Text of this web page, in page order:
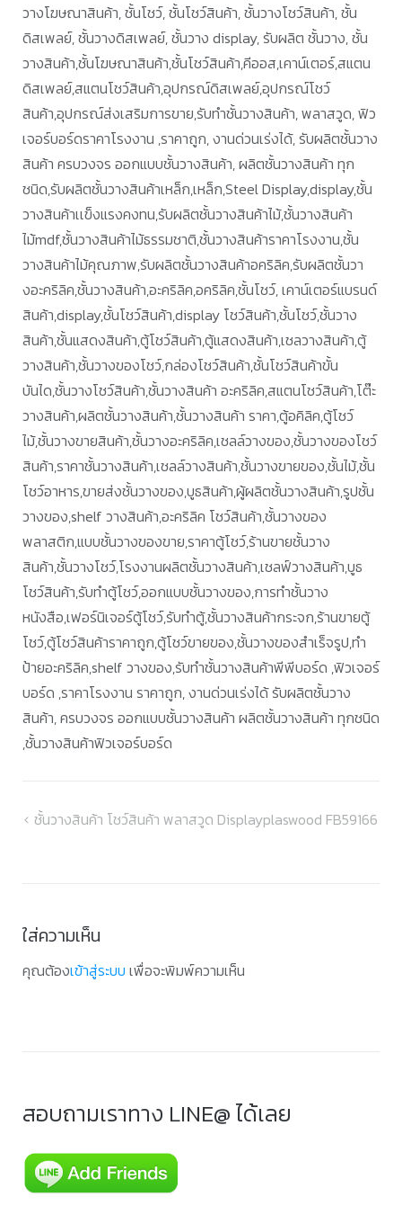
วางโฆษณาสินค้า, ชั้นโชว์, ชั้นโชว์สินค้า, ชั้นวางโชว์สินค้า, ชั้น
ดิสเพลย์, ชั้นวางดิสเพลย์, ชั้นวาง display, รับผลิต ชั้นวาง, ชั้น
วางสินค้า,ชั้นโฆษณาสินค้า,ชั้นโชว์สินค้า,คีออส,เคาน์เตอร์,สแตน
ดิสเพลย์,สแตนโชว์สินค้า,อุปกรณ์ดิสเพลย์,อุปกรณ์โชว์
สินค้า,อุปกรณ์ส่งเสริมการขาย,รับทำชั้นวางสินค้า, พลาสวูด, ฟิว
เจอร์บอร์ดราคาโรงงาน ,ราคาถูก, งานด่วนเร่งได้, รับผลิตชั้นวาง
สินค้า ครบวงจร ออกแบบชั้นวางสินค้า, ผลิตชั้นวางสินค้า ทุก
ชนิด,รับผลิตชั้นวางสินค้าเหล็ก,เหล็ก,Steel Display,display,ชั้น
วางสินค้าเเข็งแรงคงทน,รับผลิตชั้นวางสินค้าไม้,ชั้นวางสินค้า
ไม้mdf,ชั้นวางสินค้าไม้ธรรมชาติ,ชั้นวางสินค้าราคาโรงงาน,ชั้น
วางสินค้าไม้คุณภาพ,รับผลิตชั้นวางสินค้าอคริลิค,รับผลิตชั้นวา
งอะคริลิค,ชั้นวางสินค้า,อะคริลิค,อคริลิค,ชั้นโชว์, เคาน์เตอร์แบรนด์
สินค้า,display,ชั้นโชว์สินค้า,display โชว์สินค้า,ชั้นโชว์,ชั้นวาง
สินค้า,ชั้นแสดงสินค้า,ตู้โชว์สินค้า,ตู้แสดงสินค้า,เชลวางสินค้า,ตู้
วางสินค้า,ชั้นวางของโชว์,กล่องโชว์สินค้า,ชั้นโชว์สินค้าขั้น
บันได,ชั้นวางโชว์สินค้า,ชั้นวางสินค้า อะคริลิค,สแตนโชว์สินค้า,โต๊ะ
วางสินค้า,ผลิตชั้นวางสินค้า,ชั้นวางสินค้า ราคา,ตู้อคิลิค,ตู้โชว์
ไม้,ชั้นวางขายสินค้า,ชั้นวางอะคริลิค,เชลล์วางของ,ชั้นวางของโชว์
สินค้า,ราคาชั้นวางสินค้า,เชลล์วางสินค้า,ชั้นวางขายของ,ชั้นไม้,ชั้น
โชว์อาหาร,ขายส่งชั้นวางของ,บูธสินค้า,ผู้ผลิตชั้นวางสินค้า,รูปชั้น
วางของ,shelf วางสินค้า,อะคริลิค โชว์สินค้า,ชั้นวางของ
พลาสติก,แบบชั้นวางของขาย,ราคาตู้โชว์,ร้านขายชั้นวาง
สินค้า,ชั้นวางโชว์,โรงงานผลิตชั้นวางสินค้า,เชลฟ์วางสินค้า,บูธ
โชว์สินค้า,รับทำตู้โชว์,ออกแบบชั้นวางของ,การทำชั้นวาง
หนังสือ,เฟอร์นิเจอร์ตู้โชว์,รับทำตู้,ชั้นวางสินค้ากระจก,ร้านขายตู้
โชว์,ตู้โชว์สินค้าราคาถูก,ตู้โชว์ขายของ,ชั้นวางของสำเร็จรูป,ทำ
ป้ายอะคริลิค,shelf วางของ,รับทำชั้นวางสินค้าพีพีบอร์ด ,ฟิวเจอร์
บอร์ด ,ราคาโรงงาน ราคาถูก, งานด่วนเร่งได้ รับผลิตชั้นวาง
สินค้า, ครบวงจร ออกแบบชั้นวางสินค้า ผลิตชั้นวางสินค้า ทุกชนิด
,ชั้นวางสินค้าฟิวเจอร์บอร์ด
แนะแนว
ชั้นวางสินค้า โชว์สินค้า พลาสวูด Displayplaswood FB59166
ใส่ความเห็น
คุณต้องเข้าสู่ระบบ เพื่อจะพิมพ์ความเห็น
สอบถามเราทาง LINE@ ได้เลย